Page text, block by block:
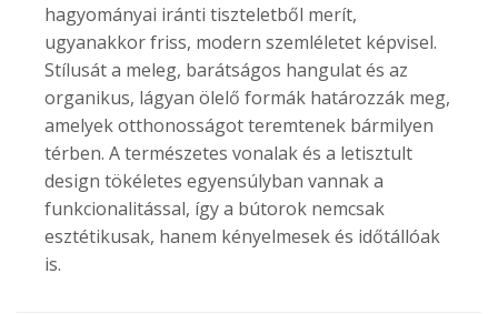
hagyományai iránti tiszteletből merít,
ugyanakkor friss, modern szemléletet képvisel.
Stílusát a meleg, barátságos hangulat és az
organikus, lágyan ölelő formák határozzák meg,
amelyek otthonosságot teremtenek bármilyen
térben. A természetes vonalak és a letisztult
design tökéletes egyensúlyban vannak a
funkcionalitással, így a bútorok nemcsak
esztétikusak, hanem kényelmesek és időtállóak
is.